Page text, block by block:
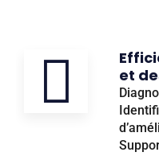
et